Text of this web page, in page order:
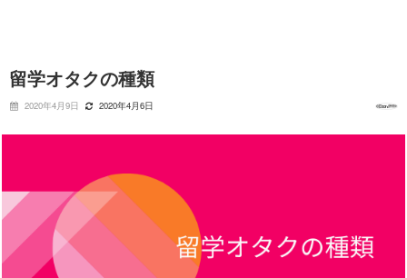
留学オタクの種類
2020年4月9日 2020年4月6日